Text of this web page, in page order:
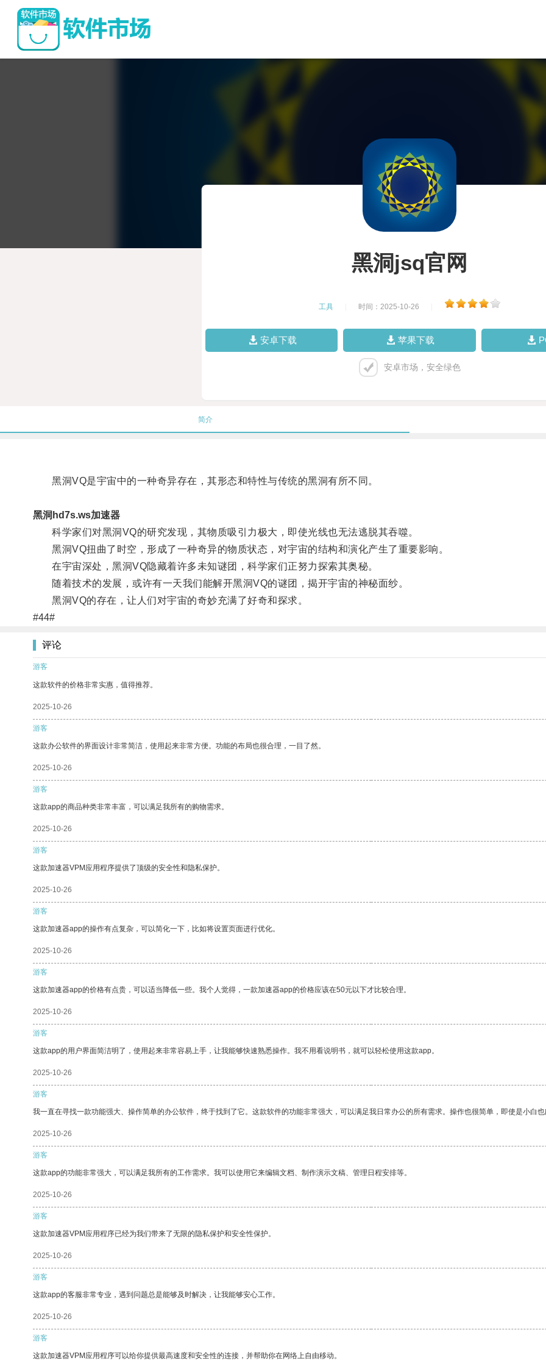
黑洞jsq官网
工具 时间：2025-10-26
安卓下载 苹果下载
安卓市场，安全绿色
简介
黑洞VQ是宇宙中的一种奇异存在，其形态和特性与传统的黑洞有所不同。
黑洞hd7s.ws加速器
科学家们对黑洞VQ的研究发现，其物质吸引力极大，即使光线也无法逃脱其吞噬。
黑洞VQ扭曲了时空，形成了一种奇异的物质状态，对宇宙的结构和演化产生了重要影响。
在宇宙深处，黑洞VQ隐藏着许多未知谜团，科学家们正努力探索其奥秘。
随着技术的发展，或许有一天我们能解开黑洞VQ的谜团，揭开宇宙的神秘面纱。
黑洞VQ的存在，让人们对宇宙的奇妙充满了好奇和探求。
#44#
评论
游客
这款软件的价格非常实惠，值得推荐。
2025-10-26
游客
这款办公软件的界面设计非常简洁，使用起来非常方便。功能的布局也很合理，一目了然。
2025-10-26
游客
这款app的商品种类非常丰富，可以满足我所有的购物需求。
2025-10-26
游客
这款加速器VPM应用程序提供了顶级的安全性和隐私保护。
2025-10-26
游客
这款加速器app的操作有点复杂，可以简化一下，比如将设置页面进行优化。
2025-10-26
游客
这款加速器app的价格有点贵，可以适当降低一些。我个人觉得，一款加速器app的价格应该在50元以下才比较合理。
2025-10-26
游客
这款app的用户界面简洁明了，使用起来非常容易上手，让我能够快速熟悉操作。我不用看说明书，就可以轻松使用这款app。
2025-10-26
游客
我一直在寻找一款功能强大、操作简单的办公软件，终于找到了它。这款软件的功能非常强大，可以满足我日常办公的所有需求。操作也很简单，即使是小白也
2025-10-26
游客
这款app的功能非常强大，可以满足我所有的工作需求。我可以使用它来编辑文档、制作演示文稿、管理日程安排等。
2025-10-26
游客
这款加速器VPM应用程序已经为我们带来了无限的隐私保护和安全性保护。
2025-10-26
游客
这款app的客服非常专业，遇到问题总是能够及时解决，让我能够安心工作。
2025-10-26
游客
这款加速器VPM应用程序可以给你提供最高速度和安全性的连接，并帮助你在网络上自由移动。